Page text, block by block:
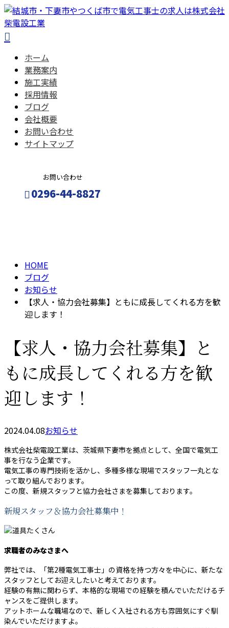
ホーム
業務案内
施工実績
採用情報
ブログ
会社概要
お問い合わせ
サイトマップ
お問い合わせ
0296-44-8827
HOME
ブログ
お知らせ
【求人・協力会社募集】ともに成長してくれる方を歓
迎します！
【求人・協力会社募集】と
もに成長してくれる方を歓
迎します！
2024.04.08お知らせ
株式会社柴電設工業は、茨城県下妻市を拠点として、全国で電気工
事を行なう企業です。
電気工事の専門技術を活かし、多種多様な現場でスタッフ一丸とな
って取り組んでおります。
この度、新規スタッフと協力会社さまを募集しております。
新規スタッフ＆協力会社募集中！
求職者のみなさまへ
弊社では、「第2種電気工事士」の資格を持つ方々を中心に、新たな
スタッフとしてお迎えしたいと考えております。
経験の有無に関わらず、本格的な現場での経験を積んでいただけるチ
ャンスをご提供します。
アットホームな職場なので、新しく入社される方も雰囲気にすぐ馴
染んでいただけますよ。